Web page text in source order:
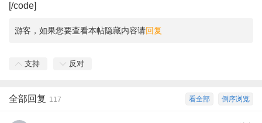
[/code]
游客，如果您要查看本帖隐藏内容请回复
支持 反对
倒序浏览
看全部
全部回复 117